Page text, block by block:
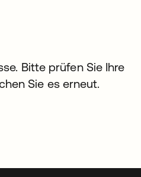
Bitte prüfen Sie Ihre
Sie es erneut.